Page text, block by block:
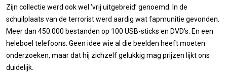
Zijn collectie werd ook wel ‘vrij uitgebreid’ genoemd. In de
schuilplaats van de terrorist werd aardig wat fapmunitie gevonden.
Meer dan 450.000 bestanden op 100 USB-sticks en DVD’s. En een
heleboel telefoons. Geen idee wie al die beelden heeft moeten
onderzoeken, maar dat hij zichzelf gelukkig mag prijzen lijkt ons
duidelijk.